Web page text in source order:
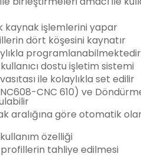
kaynak işlemlerini yapar
dört köşesini kaynatır
programlanabilmektedir
dostu işletim sistemi
ile kolaylıkla set edilir
CNC 610) ve
aralığına göre otomatik
özelliği
tahliye edilmesi